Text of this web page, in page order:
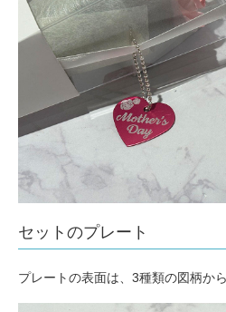
セットのプレート
プレートの表面は、3種類の図柄か